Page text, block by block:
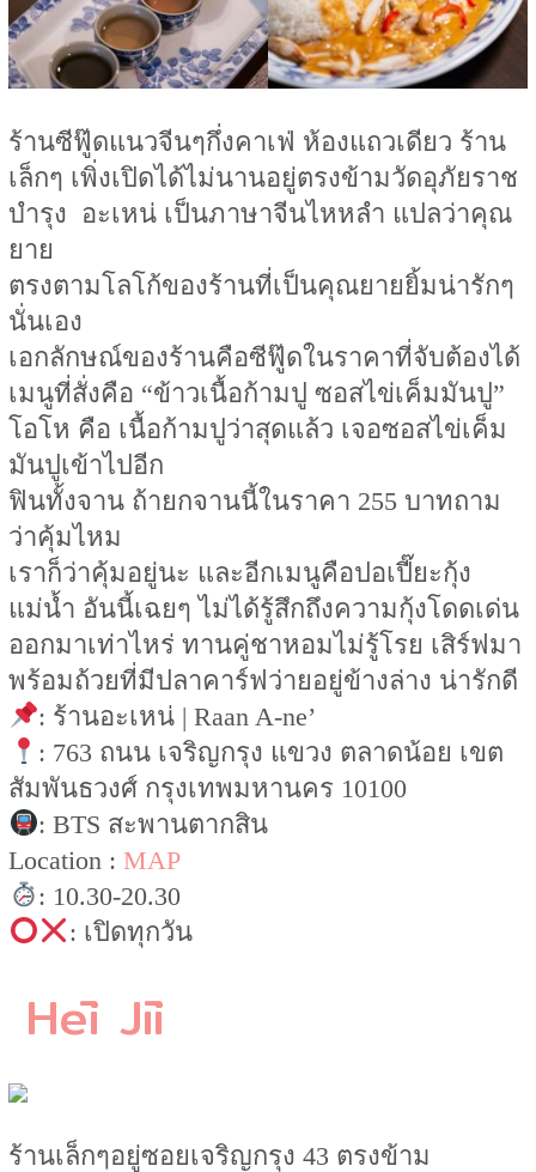
ร้านซีฟู๊ดแนวจีนๆกึ่งคาเฟ่ ห้องแถวเดียว ร้าน
เล็กๆ เพิ่งเปิดได้ไม่นานอยู่ตรงข้ามวัดอุภัยราช
บำรุง อะเหน่ เป็นภาษาจีนไหหลำ แปลว่าคุณ
ยาย
ตรงตามโลโก้ของร้านที่เป็นคุณยายยิ้มน่ารักๆ
นั่นเอง
เอกลักษณ์ของร้านคือซีฟู๊ดในราคาที่จับต้องได้
เมนูที่สั่งคือ “ข้าวเนื้อก้ามปู ซอสไข่เค็มมันปู”
โอโห คือ เนื้อก้ามปูว่าสุดแล้ว เจอซอสไข่เค็ม
มันปูเข้าไปอีก
ฟินทั้งจาน ถ้ายกจานนี้ในราคา 255 บาทถาม
ว่าคุ้มไหม
เราก็ว่าคุ้มอยู่นะ และอีกเมนูคือปอเปี๊ยะกุ้ง
แม่น้ำ อันนี้เฉยๆ ไม่ได้รู้สึกถึงความกุ้งโดดเด่น
ออกมาเท่าไหร่ ทานคู่ชาหอมไม่รู้โรย เสิร์ฟมา
พร้อมถ้วยที่มีปลาคาร์ฟว่ายอยู่ข้างล่าง น่ารักดี
: ร้านอะเหน่ | Raan A-ne’
: 763 ถนน เจริญกรุง แขวง ตลาดน้อย เขต
สัมพันธวงศ์ กรุงเทพมหานคร 10100
: BTS สะพานตากสิน
Location :MAP
: 10.30-20.30
: เปิดทุกวัน
Hēi Jīi
ร้านเล็กๆอยู่ซอยเจริญกรุง 43 ตรงข้าม